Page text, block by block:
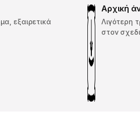
εξαιρετικά
Αρχική
Λιγότερη
στον